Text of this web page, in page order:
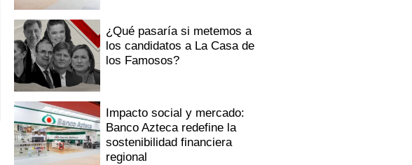
¿Qué pasaría si metemos a
los candidatos a La Casa de
los Famosos?
Impacto social y mercado:
Banco Azteca redefine la
sostenibilidad financiera
regional